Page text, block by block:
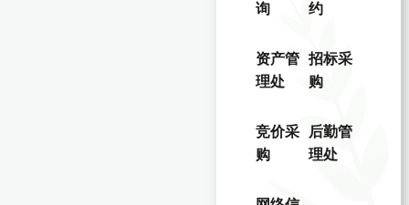
询
约
资产管
理处
招标采
购
竞价采
购
后勤管
理处